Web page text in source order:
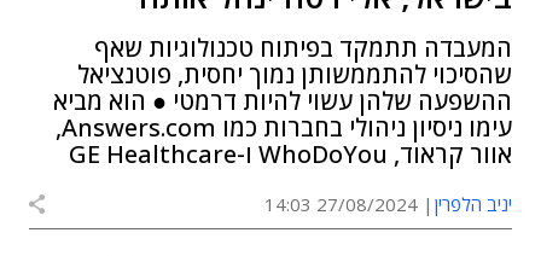
המעבדה תתמקד בפיתוח טכנולוגיות שאף
שהסיכוי להתממשותן נמוך יחסית, פוטנציאל
ההשפעה שלהן עשוי להיות דרמטי ● הוא מביא
עימו ניסיון ניהולי בחברות כמו Answers.com,
אוור קראוד, WhoDoYou ו-GE Healthcare
יניב הלפרין 27/08/2024 14:03